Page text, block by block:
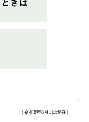
（令和8年8月1日現在）